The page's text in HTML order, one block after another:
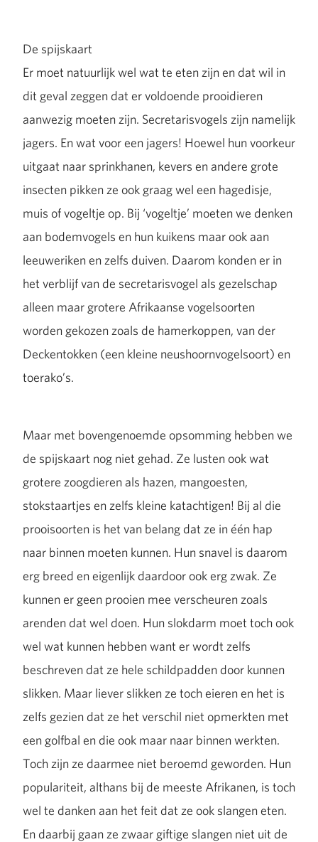
De spijskaart
Er moet natuurlijk wel wat te eten zijn en dat wil in
dit geval zeggen dat er voldoende prooidieren
aanwezig moeten zijn. Secretarisvogels zijn namelijk
jagers. En wat voor een jagers! Hoewel hun voorkeur
uitgaat naar sprinkhanen, kevers en andere grote
insecten pikken ze ook graag wel een hagedisje,
muis of vogeltje op. Bij ‘vogeltje’ moeten we denken
aan bodemvogels en hun kuikens maar ook aan
leeuweriken en zelfs duiven. Daarom konden er in
het verblijf van de secretarisvogel als gezelschap
alleen maar grotere Afrikaanse vogelsoorten
worden gekozen zoals de hamerkoppen, van der
Deckentokken (een kleine neushoornvogelsoort) en
toerako’s.
Maar met bovengenoemde opsomming hebben we
de spijskaart nog niet gehad. Ze lusten ook wat
grotere zoogdieren als hazen, mangoesten,
stokstaartjes en zelfs kleine katachtigen! Bij al die
prooisoorten is het van belang dat ze in één hap
naar binnen moeten kunnen. Hun snavel is daarom
erg breed en eigenlijk daardoor ook erg zwak. Ze
kunnen er geen prooien mee verscheuren zoals
arenden dat wel doen. Hun slokdarm moet toch ook
wel wat kunnen hebben want er wordt zelfs
beschreven dat ze hele schildpadden door kunnen
slikken. Maar liever slikken ze toch eieren en het is
zelfs gezien dat ze het verschil niet opmerkten met
een golfbal en die ook maar naar binnen werkten.
Toch zijn ze daarmee niet beroemd geworden. Hun
populariteit, althans bij de meeste Afrikanen, is toch
wel te danken aan het feit dat ze ook slangen eten.
En daarbij gaan ze zwaar giftige slangen niet uit de